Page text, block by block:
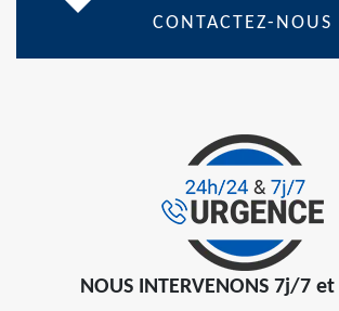
CONTACTEZ-NOUS
NOUS INTERVENONS 7j/7